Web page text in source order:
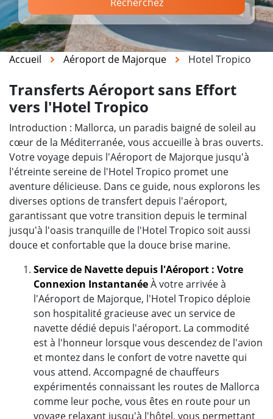
Accueil Aéroport de Majorque Hotel Tropico
Transferts Aéroport sans Effort
vers l'Hotel Tropico
Introduction : Mallorca, un paradis baigné de soleil au
cœur de la Méditerranée, vous accueille à bras ouverts.
Votre voyage depuis l'Aéroport de Majorque jusqu'à
l'étreinte sereine de l'Hotel Tropico promet une
aventure délicieuse. Dans ce guide, nous explorons les
diverses options de transfert depuis l'aéroport,
garantissant que votre transition depuis le terminal
jusqu'à l'oasis tranquille de l'Hotel Tropico soit aussi
douce et confortable que la douce brise marine.
Service de Navette depuis l'Aéroport : Votre
Connexion InstantanéeÀ votre arrivée à
l'Aéroport de Majorque, l'Hotel Tropico déploie
son hospitalité gracieuse avec un service de
navette dédié depuis l'aéroport. La commodité
est à l'honneur lorsque vous descendez de l'avion
et montez dans le confort de votre navette qui
vous attend. Accompagné de chauffeurs
expérimentés connaissant les routes de Mallorca
comme leur poche, vous êtes en route pour un
voyage relaxant jusqu'à l'hôtel, vous permettant